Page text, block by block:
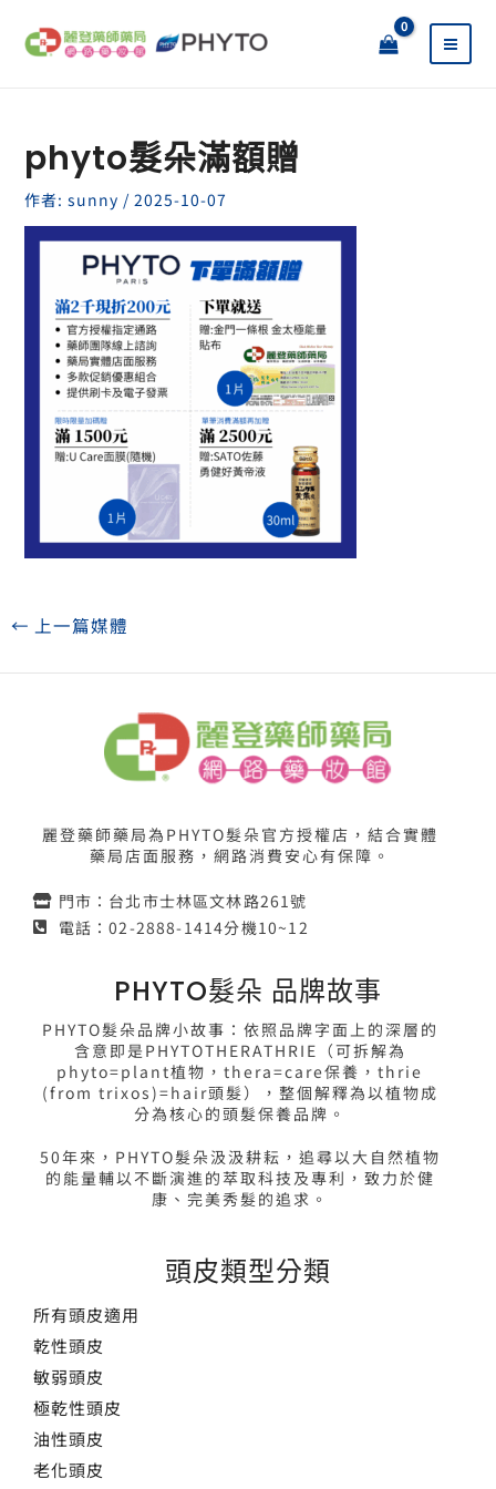
phyto髮朵滿額贈
作者: sunny / 2025-10-07
← 上一篇媒體
麗登藥師藥局為PHYTO髮朵官方授權店，結合實體
藥局店面服務，網路消費安心有保障。
門市：台北市士林區文林路261號
電話：02-2888-1414分機10~12
PHYTO髮朵 品牌故事
PHYTO髮朵品牌小故事：依照品牌字面上的深層的
含意即是PHYTOTHERATHRIE（可拆解為
phyto=plant植物，thera=care保養，thrie
(from trixos)=hair頭髮），整個解釋為以植物成
分為核心的頭髮保養品牌。
50年來，PHYTO髮朵汲汲耕耘，追尋以大自然植物
的能量輔以不斷演進的萃取科技及專利，致力於健
康、完美秀髮的追求。
頭皮類型分類
所有頭皮適用
乾性頭皮
敏弱頭皮
極乾性頭皮
油性頭皮
老化頭皮